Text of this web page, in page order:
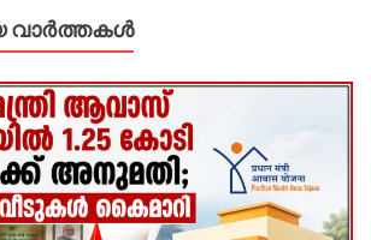
വാർത്തകൾ